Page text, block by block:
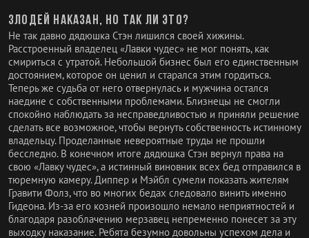
Злодей наказан, но так ли это?
Не так давно дядюшка Стэн лишился своей хижины.
Расстроенный владелец «Лавки чудес» не мог понять, как
смириться с утратой. Небольшой бизнес был его единственным
достоянием, которое он ценил и старался этим гордиться.
Теперь же судьба от него отвернулась и мужчина остался
наедине с собственными проблемами. Близнецы не смогли
спокойно наблюдать за несправедливостью и приняли решение
сделать все возможное, чтобы вернуть собственность истинному
владельцу. Проделанные невероятные труды не прошли
бесследно. В конечном итоге дядюшка Стэн вернул права на
свою «Лавку чудес», а истинный виновник всех бед отправился в
тюремную камеру. Диппер и Мэйбл сумели показать жителям
Гравити Фолз, что во многих бедах следовало винить именно
Гидеона. Из-за его козней произошло немало неприятностей и
благодаря разоблачению мерзавец непременно понесет за эту
выходку наказание. Ребята безумно довольны успехом дела и